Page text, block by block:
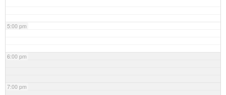
5:00 pm
6:00 pm
7:00 pm